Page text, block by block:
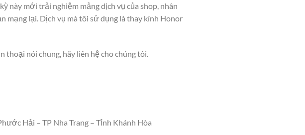
này mới trải nghiệm mảng dịch vụ của shop, nhân
mạng lại. Dịch vụ mà tôi sử dụng là thay kính Honor
thoại nói chung, hãy liên hệ cho chúng tôi.
Hải – TP Nha Trang – Tỉnh Khánh Hòa